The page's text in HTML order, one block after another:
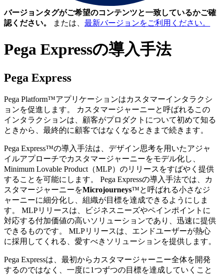
バージョンタグがご希望のコンテンツと一致しているかご確
認ください。
または、 最新バージョンをご利用ください。
Pega Expressの導入手法
Pega Express
Pega Platform™アプリケーションはカスタマーインタラクシ
ョンを促進します。 カスタマージャーニーと呼ばれるこの
インタラクションは、顧客がプロダクトについて初めて知る
ときから、最終的に顧客ではなくなるときまで続きます。
Pega Express™の導入手法は、デザイン思考を用いたアジャ
イルアプローチでカスタマージャーニーをモデル化し、
Minimum Lovable Product（MLP）のリリースをすばやく提供
することを可能にします。 Pega Expressの導入手法では、カ
スタマージャーニーをMicrojourneys™と呼ばれる小さなジ
ャーニーに細分化し、組織が目標を達成できるようにしま
す。 MLPリリースは、ビジネスニーズやペインポイントに
対応する付加価値の高いソリューションであり、迅速に提供
できるものです。 MLPリリースは、エンドユーザーが熱心
に採用してくれる、愛すべきソリューションを提供します。
Pega Expressは、最初からカスタマージャーニー全体を開発
するのではなく、一度に1つずつの目標を達成していくこと